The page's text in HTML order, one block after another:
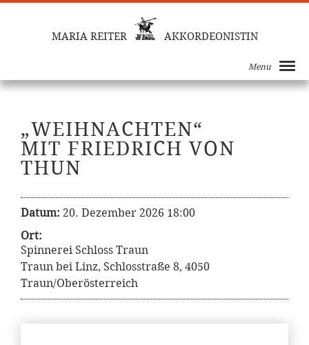
MARIA REITER AKKORDEONISTIN
Menu
„WEIHNACHTEN“
MIT FRIEDRICH VON
THUN
Datum: 20. Dezember 2026 18:00
Ort:
Spinnerei Schloss Traun
Traun bei Linz, Schlosstraße 8, 4050
Traun/Oberösterreich